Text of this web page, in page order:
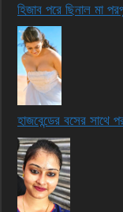
হিজাব পরে ছিনাল মা
হাজবেন্ডের বসের সাথে